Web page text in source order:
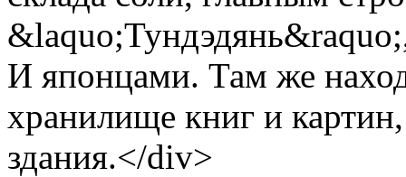
И японцами. Там же
хранилище книг и
здания.</div>